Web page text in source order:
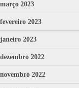
março 2023
fevereiro 2023
janeiro 2023
dezembro 2022
novembro 2022